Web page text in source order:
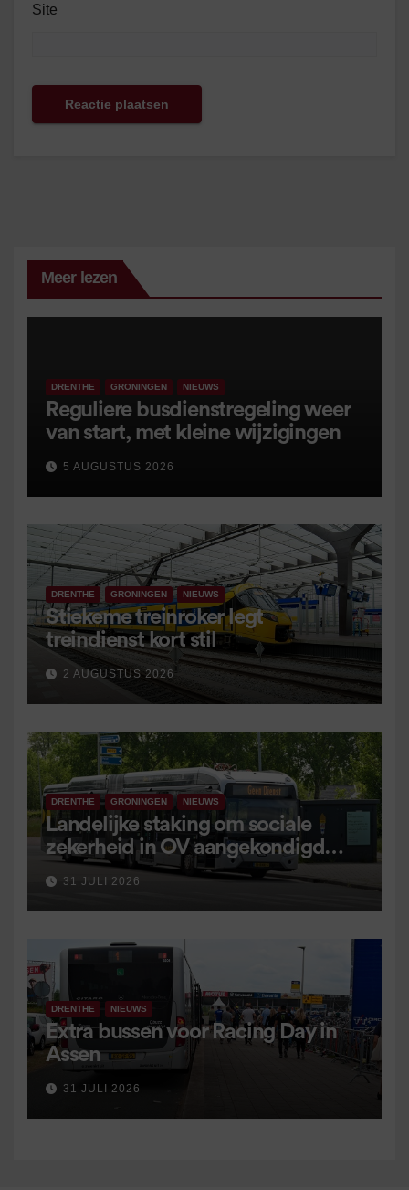
Site
Meer lezen
DRENTHE GRONINGEN NIEUWS
Reguliere busdienstregeling weer
van start, met kleine wijzigingen
5 AUGUSTUS 2026
DRENTHE GRONINGEN NIEUWS
Stiekeme treinroker legt
treindienst kort stil
2 AUGUSTUS 2026
DRENTHE GRONINGEN NIEUWS
Landelijke staking om sociale
zekerheid in OV aangekondigd
voor 9 september
31 JULI 2026
DRENTHE NIEUWS
Extra bussen voor Racing Day in
Assen
31 JULI 2026